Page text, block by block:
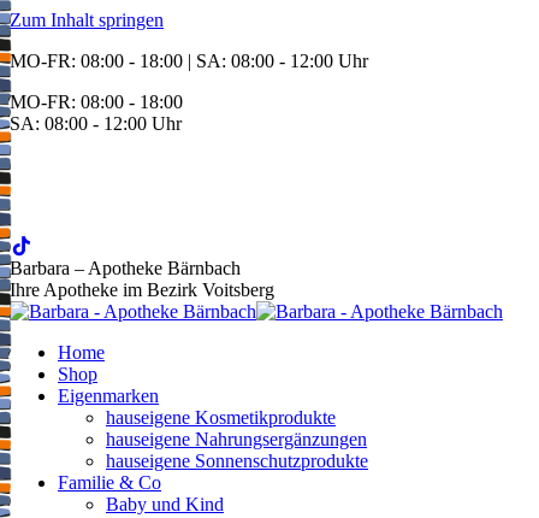
Zum Inhalt springen
MO-FR: 08:00 - 18:00 | SA: 08:00 - 12:00 Uhr
MO-FR: 08:00 - 18:00
SA: 08:00 - 12:00 Uhr
BEREITSCHAFT
+43 3142 62553
Barbara – Apotheke Bärnbach
Ihre Apotheke im Bezirk Voitsberg
Home
Shop
Eigenmarken
hauseigene Kosmetikprodukte
hauseigene Nahrungsergänzungen
hauseigene Sonnenschutzprodukte
Familie & Co
Baby und Kind